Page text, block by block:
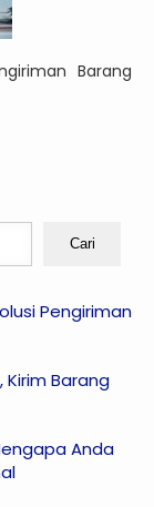
Barang
Cari
Pengiriman
Kirim Barang
Anda